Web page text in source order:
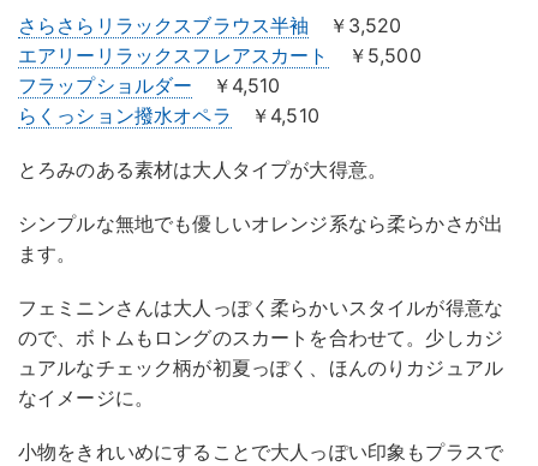
さらさらリラックスブラウス半袖 ￥3,520
エアリーリラックスフレアスカート
￥5,500
フラップショルダー ￥4,510
らくっション撥水オペラ ￥4,510
とろみのある素材は大人タイプが大得意。
シンプルな無地でも優しいオレンジ系なら柔らかさが出
ます。
フェミニンさんは大人っぽく柔らかいスタイルが得意な
ので、ボトムもロングのスカートを合わせて。少しカジ
ュアルなチェック柄が初夏っぽく、ほんのりカジュアル
なイメージに。
小物をきれいめにすることで大人っぽい印象もプラスで